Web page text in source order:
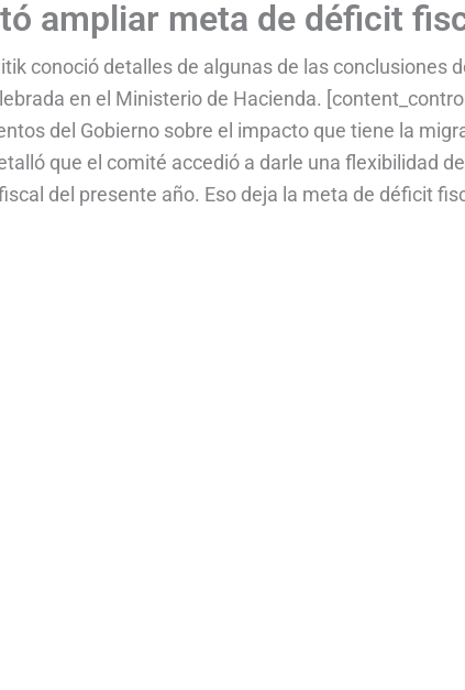
ampliar meta de déficit
conoció detalles de algunas de las conclusiones
en el Ministerio de Hacienda.
del Gobierno sobre el impacto que tiene la
que el comité accedió a darle una flexibilidad de
del presente año. Eso deja la meta de déficit